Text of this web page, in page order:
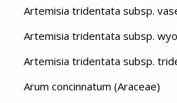
Artemisia tridentata subsp.
Artemisia tridentata subsp.
Artemisia
Arum concinnatum (Araceae)